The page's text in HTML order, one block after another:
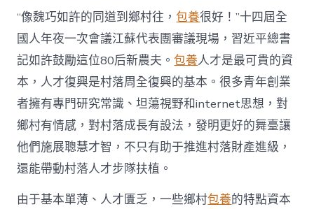
水
甜
心
寶
物
查
包
養
網
_
中
中
“像魏巧如許的同道到鄉村往，包養很好！”十四屆全
國人年夜一次會議江蘇代表團審議現場，習近平總書
記如許鼓勵這位80后新農夫。包養人才是最可貴的資
本，人才復興是村落周全復興的基本。很多青年創業
者擁有專門研究常識、坦蕩視野和internet思想，對
鄉村有情感，對村落成長有設法，發明更好的舞臺讓
他們施展聰慧才智，不只有助于推進村落財產進級，
還能帶動村落人才步隊扶植。
由于基本單薄、人才匱乏，一些鄉村包養的特點資本